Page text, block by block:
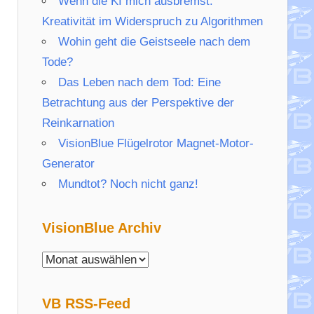
Kreativität im Widerspruch zu Algorithmen
Wohin geht die Geistseele nach dem
Tode?
Das Leben nach dem Tod: Eine
Betrachtung aus der Perspektive der
Reinkarnation
VisionBlue Flügelrotor Magnet-Motor-
Generator
Mundtot? Noch nicht ganz!
VisionBlue Archiv
VisionBlue
VB RSS-Feed